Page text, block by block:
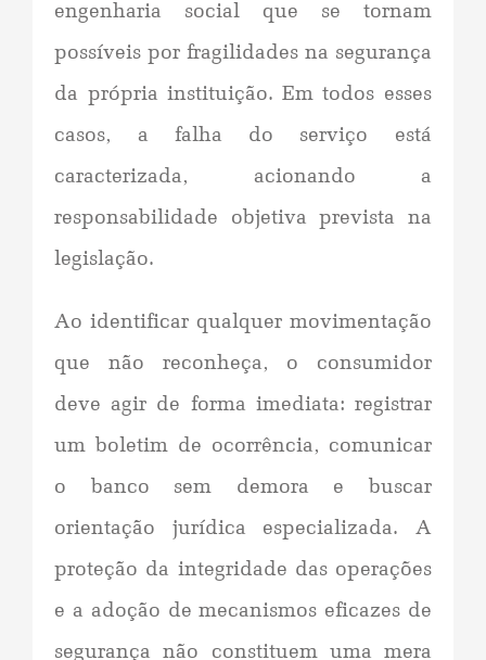
engenharia social que se tornam
possíveis por fragilidades na segurança
da própria instituição. Em todos esses
casos, a falha do serviço está
caracterizada, acionando a
responsabilidade objetiva prevista na
legislação.
Ao identificar qualquer movimentação
que não reconheça, o consumidor
deve agir de forma imediata: registrar
um boletim de ocorrência, comunicar
o banco sem demora e buscar
orientação jurídica especializada. A
proteção da integridade das operações
e a adoção de mecanismos eficazes de
segurança não constituem uma mera